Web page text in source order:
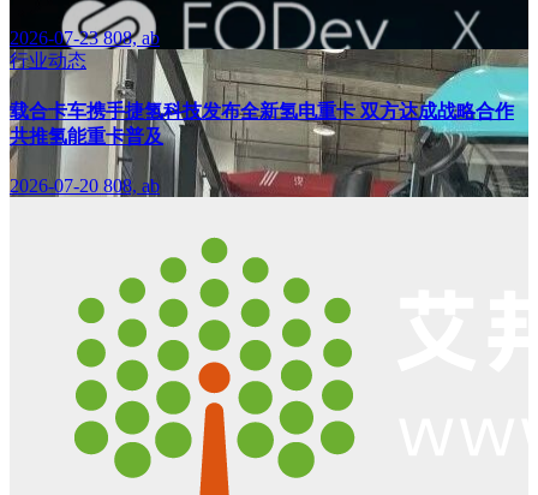
2026-07-23808, ab
行业动态
载合卡车携手捷氢科技发布全新氢电重卡 双方达成战略合作
共推氢能重卡普及
2026-07-20 808, ab